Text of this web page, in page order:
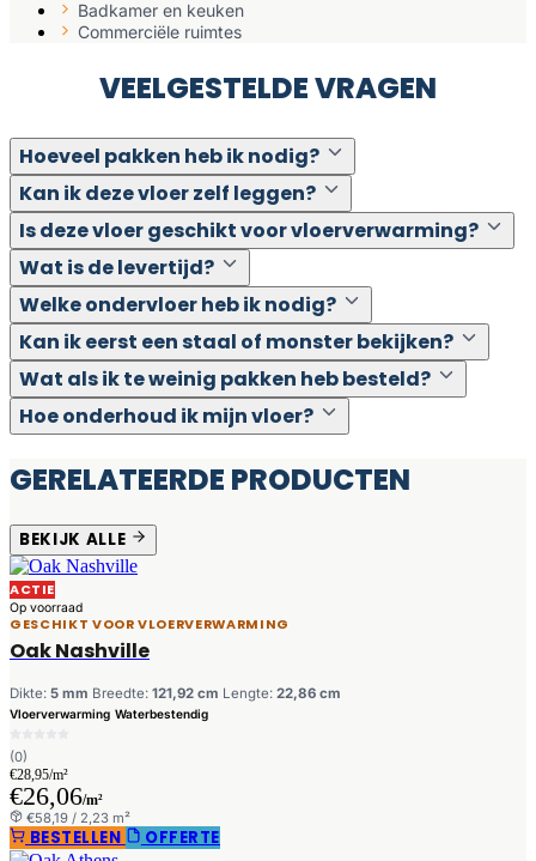
Badkamer en keuken
Commerciële ruimtes
VEELGESTELDE VRAGEN
Hoeveel pakken heb ik nodig?
Kan ik deze vloer zelf leggen?
Is deze vloer geschikt voor vloerverwarming?
Wat is de levertijd?
Welke ondervloer heb ik nodig?
Kan ik eerst een staal of monster bekijken?
Wat als ik te weinig pakken heb besteld?
Hoe onderhoud ik mijn vloer?
GERELATEERDE PRODUCTEN
BEKIJK ALLE
ACTIE
Op voorraad
GESCHIKT VOOR VLOERVERWARMING
Oak Nashville
Dikte: 5 mm Breedte: 121,92 cm Lengte: 22,86 cm
Vloerverwarming Waterbestendig
(0)
€28,95/m²
€26,06/m²
€58,19 / 2,23 m²
BESTELLEN OFFERTE